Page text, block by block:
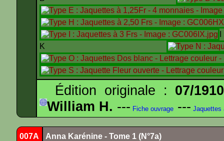
K
Édition originale : 07/1910
William H. --- Fiche ouvrage --- Jaquettes
007A Anna Karénine - Tome 1 (N°7a)